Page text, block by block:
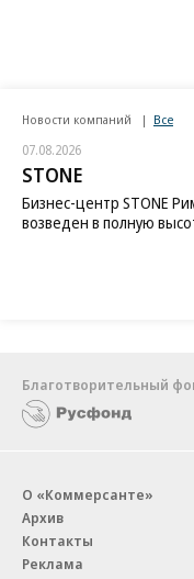
Новости компаний Все
07.08.2026
STONE
Бизнес-центр STONE
возведен в полную
Благотворительный
О «Коммерсанте»
Архив
Контакты
Реклама